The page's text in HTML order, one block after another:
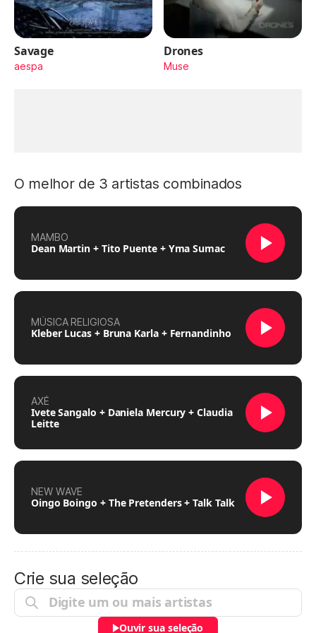
Savage
aespa
Drones
Muse
O melhor de 3 artistas combinados
MAMBO
Dean Martin + Tito Puente + Yma Sumac
MÚSICA RELIGIOSA
Kleber Lucas + Bruna Karla + Fernandinho
AXÉ
Ivete Sangalo + Daniela Mercury + Claudia
Leitte
NEW WAVE
Oingo Boingo + The Pretenders + Talk Talk
Crie sua seleção
Ouvir sua seleção